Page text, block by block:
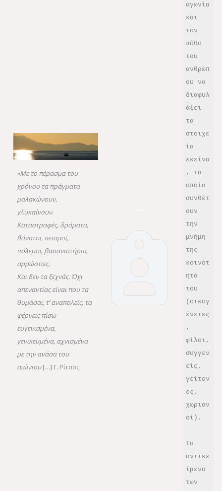
«Με το πέρασμα του
χρόνου τα πράγματα
μαλακώνουν,
γλυκαίνουν.
Καταστροφές, δράματα,
θάνατοι, σεισμοί,
πόλεμοι, βασανιστήρια,
αρρώστιες.
Και δεν τα ξεχνάς. Όχι
απεναντίας είναι που τα
θυμάσαι, τ’ αναπολείς, τα
φέρνεις πίσω
ευγενισμένα,
γενικευμένα, αχνισμένα
με την ανάσα του
αιώνιου[…] Γ. Ρίτσος
αγωνία
και
τον
πόθο
του
ανθρώπ
ου να
διαφυλ
άξει
τα
στοιχε
ία
εκείνα
, τα
οποία
συνθέτ
ουν
την
μνήμη
της
κοινότ
ητά
του
(οικογ
ένειες
,
φίλοι,
συγγεν
είς,
γείτον
ες,
χωριαν
οί).
Τα
αντικε
ίμενα
των